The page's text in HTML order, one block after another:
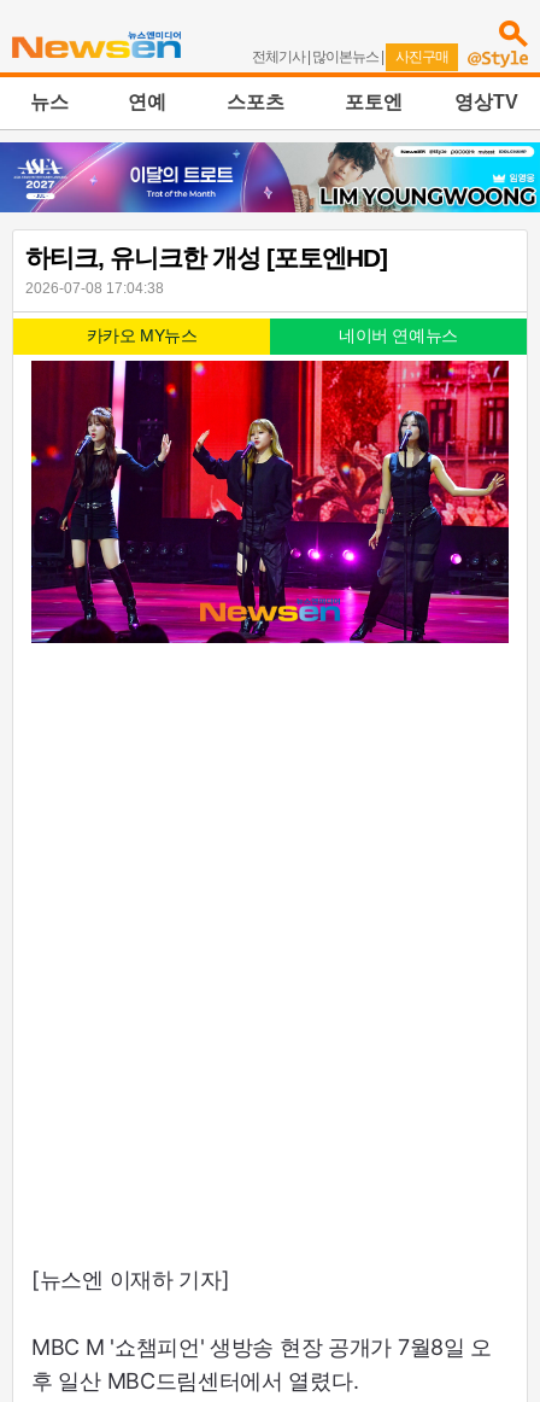
전체기사| 많이본뉴스 | 사진구매
뉴스 연예 스포츠 포토엔 영상TV
하티크, 유니크한 개성 [포토엔HD]
2026-07-08 17:04:38
카카오 MY뉴스 네이버 연예뉴스
[뉴스엔 이재하 기자]
MBC M '쇼챔피언' 생방송 현장 공개가 7월8일 오
후 일산 MBC드림센터에서 열렸다.